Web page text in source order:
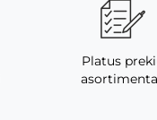
Platus